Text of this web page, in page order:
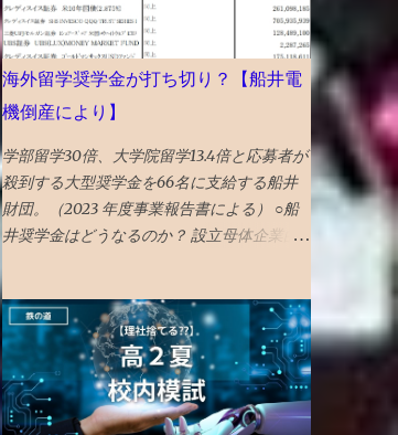
後、高値掴みした株価は低迷、 指数買い第
一波VTIの6月19日に気持ち持ち直し気味と
も言えなくないが、 さらに下落していき、6
月23日には初値も割り込む 第２波オルカン
の6月26日も何も起きない 最後の望みナスダ
ック100の7月6日 引け成りセット 取得価格
での指値セット 引けの３０分前に起きて株
価をチェック ほぼ何も起きていない 損切り
する勇気も起きない株価の低迷具合で、引け
成りの注文取り消し 結局塩漬け状態へ...
海外留学奨学金が打ち切り？【船井電
機倒産により】
学部留学30倍、大学院留学13.4倍と応募者が
殺到する大型奨学金を66名に支給する船井
財団。（2023 年度事業報告書による） ○船
井奨学金はどうなるのか？ 設立母体企業的
留学奨学金が打ち切りになることへの心配の
声があります。 ので、懸念点が該当するか
調べてみました。 主な懸念点としては、 ①
設立母体企業等から毎年、奨学金事業費を受
け取っていて、倒産により今後の 寄付金が
ゼロになると奨学金支給原資が無くなる の